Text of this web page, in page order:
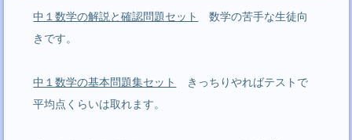
中１数学の解説と確認問題セット
数学の苦手な生徒向
きです。
中１数学の基本問題集セット
きっちりやればテストで
平均点くらいは取れます。